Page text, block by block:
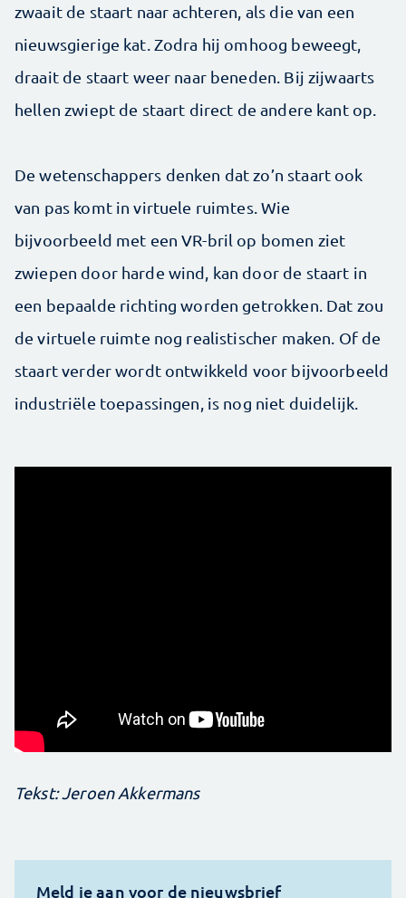
zwaait de staart naar achteren, als die van een
nieuwsgierige kat. Zodra hij omhoog beweegt,
draait de staart weer naar beneden. Bij zijwaarts
hellen zwiept de staart direct de andere kant op.
De wetenschappers denken dat zo’n staart ook
van pas komt in virtuele ruimtes. Wie
bijvoorbeeld met een VR-bril op bomen ziet
zwiepen door harde wind, kan door de staart in
een bepaalde richting worden getrokken. Dat zou
de virtuele ruimte nog realistischer maken. Of de
staart verder wordt ontwikkeld voor bijvoorbeeld
industriële toepassingen, is nog niet duidelijk.
Tekst: Jeroen Akkermans
Meld je aan voor de nieuwsbrief